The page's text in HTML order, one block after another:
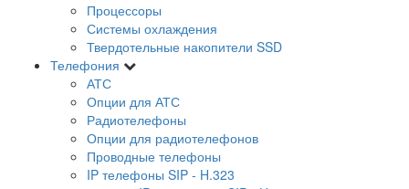
Процессоры
Системы охлаждения
Твердотельные накопители SSD
Телефония
АТС
Опции для АТС
Радиотелефоны
Опции для радиотелефонов
Проводные телефоны
IP телефоны SIP - H.323